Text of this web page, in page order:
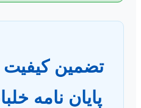
تضمین کیفیت
پایان نامه